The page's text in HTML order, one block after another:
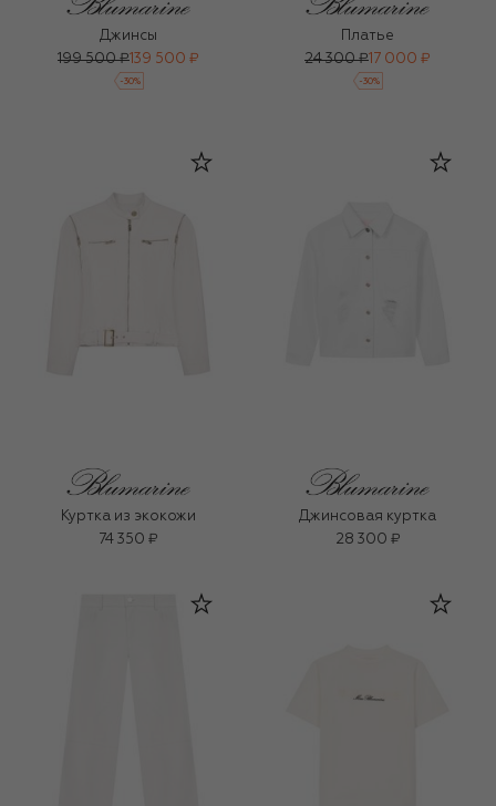
Джинсы
199 500 ₽ 139 500 ₽
-30%
Платье
24 300 ₽ 17 000 ₽
-30%
Куртка из экокожи
74 350 ₽
Джинсовая куртка
28 300 ₽